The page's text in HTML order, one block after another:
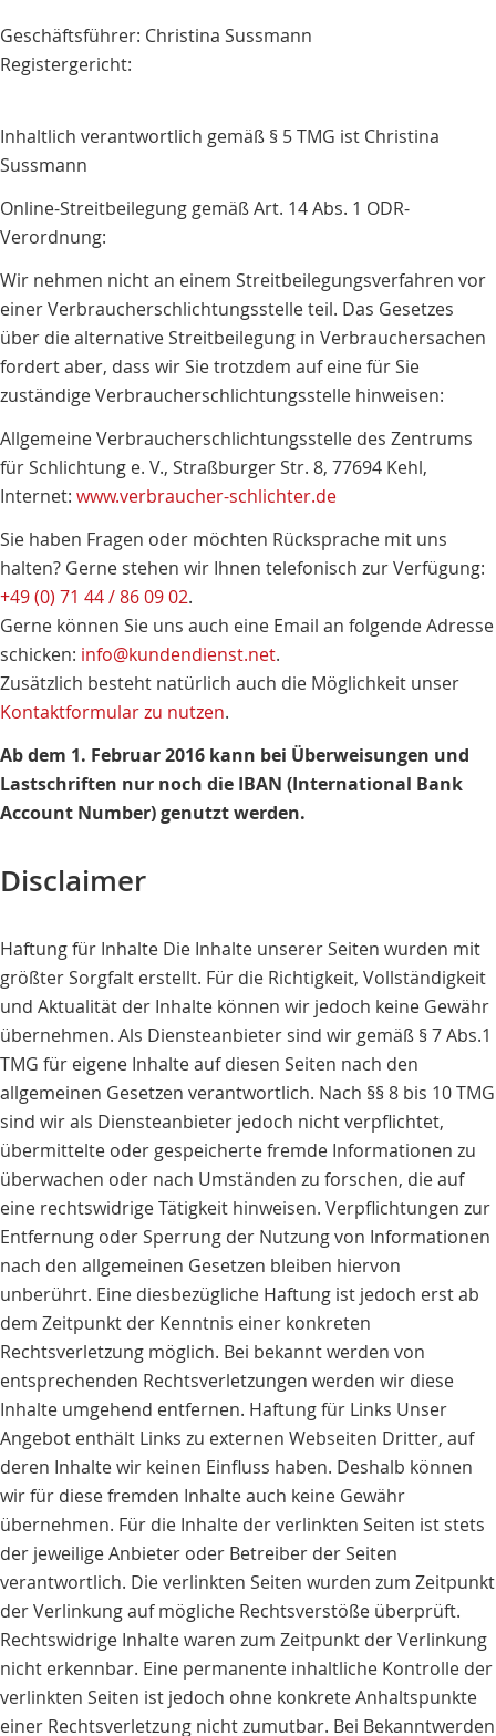
Geschäftsführer: Christina Sussmann
Registergericht:
Inhaltlich verantwortlich gemäß § 5 TMG ist Christina
Sussmann
Online-Streitbeilegung gemäß Art. 14 Abs. 1 ODR-
Verordnung:
Wir nehmen nicht an einem Streitbeilegungsverfahren vor
einer Verbraucherschlichtungsstelle teil. Das Gesetzes
über die alternative Streitbeilegung in Verbrauchersachen
fordert aber, dass wir Sie trotzdem auf eine für Sie
zuständige Verbraucherschlichtungsstelle hinweisen:
Allgemeine Verbraucherschlichtungsstelle des Zentrums
für Schlichtung e. V., Straßburger Str. 8, 77694 Kehl,
Internet: www.verbraucher-schlichter.de
Sie haben Fragen oder möchten Rücksprache mit uns
halten? Gerne stehen wir Ihnen telefonisch zur Verfügung:
+49 (0) 71 44 / 86 09 02.
Gerne können Sie uns auch eine Email an folgende Adresse
schicken: info@kundendienst.net.
Zusätzlich besteht natürlich auch die Möglichkeit unser
Kontaktformular zu nutzen.
Ab dem 1. Februar 2016 kann bei Überweisungen und
Lastschriften nur noch die IBAN (International Bank
Account Number) genutzt werden.
Disclaimer
Haftung für Inhalte Die Inhalte unserer Seiten wurden mit
größter Sorgfalt erstellt. Für die Richtigkeit, Vollständigkeit
und Aktualität der Inhalte können wir jedoch keine Gewähr
übernehmen. Als Diensteanbieter sind wir gemäß § 7 Abs.1
TMG für eigene Inhalte auf diesen Seiten nach den
allgemeinen Gesetzen verantwortlich. Nach §§ 8 bis 10 TMG
sind wir als Diensteanbieter jedoch nicht verpflichtet,
übermittelte oder gespeicherte fremde Informationen zu
überwachen oder nach Umständen zu forschen, die auf
eine rechtswidrige Tätigkeit hinweisen. Verpflichtungen zur
Entfernung oder Sperrung der Nutzung von Informationen
nach den allgemeinen Gesetzen bleiben hiervon
unberührt. Eine diesbezügliche Haftung ist jedoch erst ab
dem Zeitpunkt der Kenntnis einer konkreten
Rechtsverletzung möglich. Bei bekannt werden von
entsprechenden Rechtsverletzungen werden wir diese
Inhalte umgehend entfernen. Haftung für Links Unser
Angebot enthält Links zu externen Webseiten Dritter, auf
deren Inhalte wir keinen Einfluss haben. Deshalb können
wir für diese fremden Inhalte auch keine Gewähr
übernehmen. Für die Inhalte der verlinkten Seiten ist stets
der jeweilige Anbieter oder Betreiber der Seiten
verantwortlich. Die verlinkten Seiten wurden zum Zeitpunkt
der Verlinkung auf mögliche Rechtsverstöße überprüft.
Rechtswidrige Inhalte waren zum Zeitpunkt der Verlinkung
nicht erkennbar. Eine permanente inhaltliche Kontrolle der
verlinkten Seiten ist jedoch ohne konkrete Anhaltspunkte
einer Rechtsverletzung nicht zumutbar. Bei Bekanntwerden